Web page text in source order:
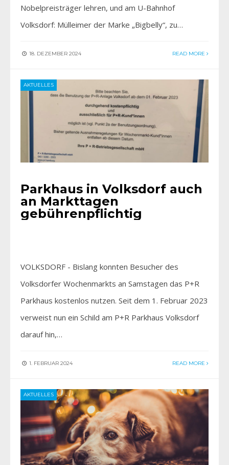
Nobelpreisträger lehren, und am U-Bahnhof
Volksdorf: Mülleimer der Marke „Bigbelly“, zu…
18. DEZEMBER 2024 READ MORE
AKTUELLES
Parkhaus in Volksdorf auch
an Markttagen
gebührenpflichtig
VOLKSDORF - Bislang konnten Besucher des
Volksdorfer Wochenmarkts an Samstagen das P+R
Parkhaus kostenlos nutzen. Seit dem 1. Februar 2023
verweist nun ein Schild am P+R Parkhaus Volksdorf
darauf hin,…
1. FEBRUAR 2024 READ MORE
AKTUELLES